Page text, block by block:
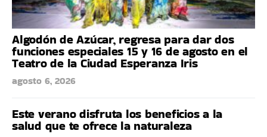
Algodón de Azúcar, regresa para dar dos
funciones especiales 15 y 16 de agosto en el
Teatro de la Ciudad Esperanza Iris
agosto 6, 2026
Este verano disfruta los beneficios a la
salud que te ofrece la naturaleza